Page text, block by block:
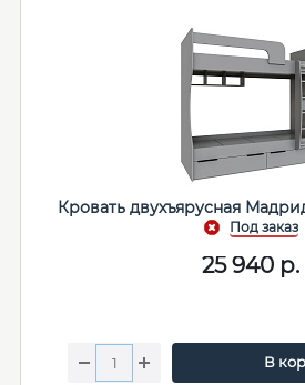
Кровать двухъярусная
25 940 р.
В